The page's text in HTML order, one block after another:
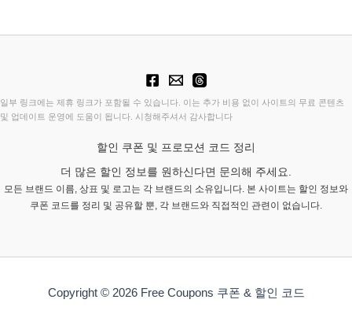
일부 링크에는 제휴 링크가 포함될 수 있습니다. 이는 추가 비용 없이 사이트의 무료 콘텐츠
및 업데이트 운영에 도움이 됩니다. 시청해주셔서 감사합니다
할인 쿠폰 및 프로모션 코드 정리
더 많은 할인 정보를 원하신다면 문의해 주세요.
모든 브랜드 이름, 상표 및 로고는 각 브랜드의 소유입니다. 본 사이트는 할인 정보와
쿠폰 코드를 정리 및 공유할 뿐, 각 브랜드와 직접적인 관련이 없습니다.
Copyright © 2026 Free Coupons 쿠폰 & 할인 코드